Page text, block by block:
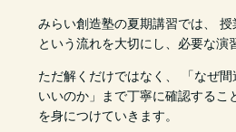
みらい創造塾の夏期講習では、
という流れを大切にし、必要な演
ただ解くだけではなく、 「なぜ
いいのか」まで丁寧に確認するこ
を身につけていきます。